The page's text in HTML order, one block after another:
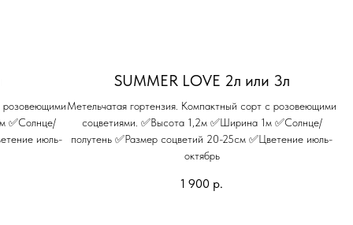
розовеющими
✅Солнце/
июль-
SUMMER LOVE 2л или 3л
Метельчатая гортензия. Компактный сорт с розовеющими
соцветиями. ✅Высота 1,2м ✅Ширина 1м ✅Солнце/
полутень ✅Размер соцветий 20-25см ✅Цветение июль-
октябрь
1 900 р.